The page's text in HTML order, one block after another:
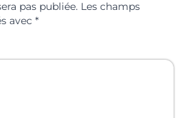
pas publiée. Les champs
avec *